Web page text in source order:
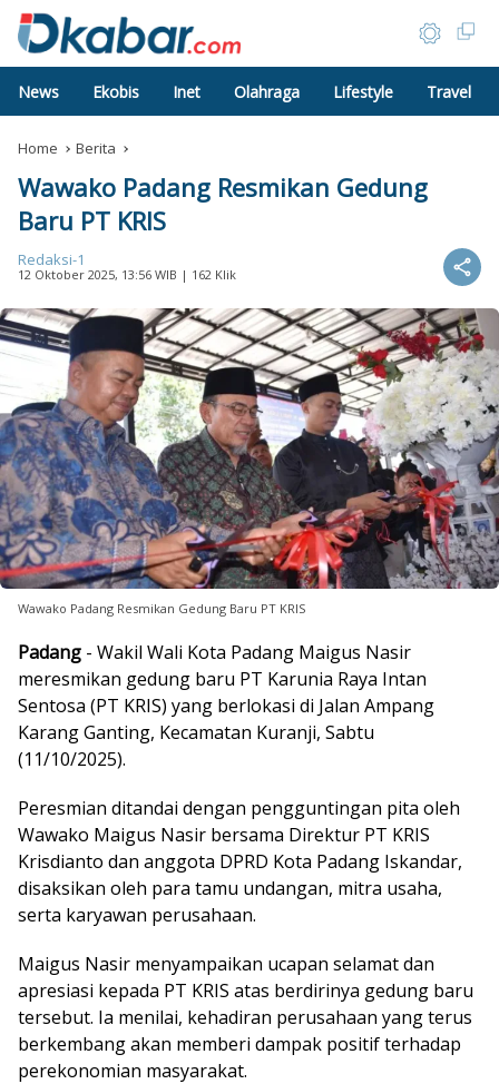
News Ekobis Inet Olahraga Lifestyle Travel
Home Berita
Wawako Padang Resmikan Gedung
Baru PT KRIS
Redaksi-1
12 Oktober 2025, 13:56 WIB | 162 Klik
Wawako Padang Resmikan Gedung Baru PT KRIS
Padang - Wakil Wali Kota Padang Maigus Nasir
meresmikan gedung baru PT Karunia Raya Intan
Sentosa (PT KRIS) yang berlokasi di Jalan Ampang
Karang Ganting, Kecamatan Kuranji, Sabtu
(11/10/2025).
Peresmian ditandai dengan pengguntingan pita oleh
Wawako Maigus Nasir bersama Direktur PT KRIS
Krisdianto dan anggota DPRD Kota Padang Iskandar,
disaksikan oleh para tamu undangan, mitra usaha,
serta karyawan perusahaan.
Maigus Nasir menyampaikan ucapan selamat dan
apresiasi kepada PT KRIS atas berdirinya gedung baru
tersebut. Ia menilai, kehadiran perusahaan yang terus
berkembang akan memberi dampak positif terhadap
perekonomian masyarakat.